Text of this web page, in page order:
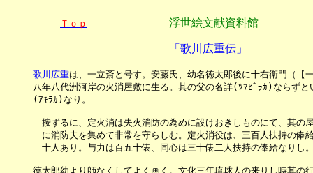
Ｔｏｐ
浮世絵文献資料館
「歌川広重伝」
歌川広重は、一立斎と号す。安藤氏、幼名徳太郎後に十右衛門（【
八年八代洲河岸の火消屋敷に生る。其の父の名詳(ﾂﾏﾋﾞﾗｶ)ならずと
(ｱｷﾗｶ)なり。
按ずるに、定火消は失火消防の為めに設けおきしものにて、其の屋
に消防夫を集めて非常を守らしむ。定火消役は、三百人扶持の俸給
十人あり。与力は百五十俵、同心は三十俵二人扶持の俸給なりし
徳太郎幼より師なくしてよく画く。文化三年琉球人の来りし時其の行